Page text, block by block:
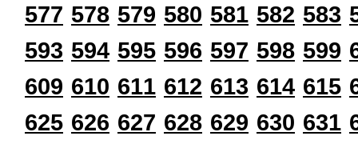
577 578 579 580 581 582 583
593 594 595 596 597 598 599
609 610 611 612 613 614 615
625 626 627 628 629 630 631